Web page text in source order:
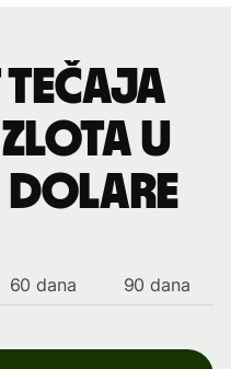
tečaja
u
dolare
60 dana 90 dana